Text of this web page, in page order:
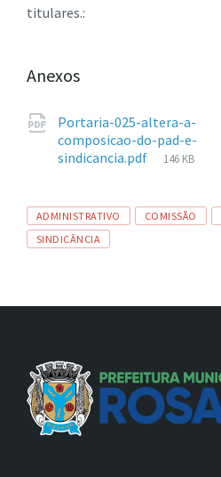
titulares.:
Anexos
Portaria-025-altera-a-
composicao-do-pad-e-
sindicancia.pdf
Tamanho
146 KB
Tags
ADMINISTRATIVO COMISSÃO
SINDICÂNCIA